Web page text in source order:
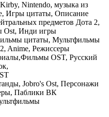
Nintendo, музыка из
Игры цитаты, Описание
предметов Дота 2,
Ost, Инди игры
цитаты, Мультфильмы
Anime, Режиссеры
OST, Русский
Jobro's Ost, Персонажи
Паблики ВК